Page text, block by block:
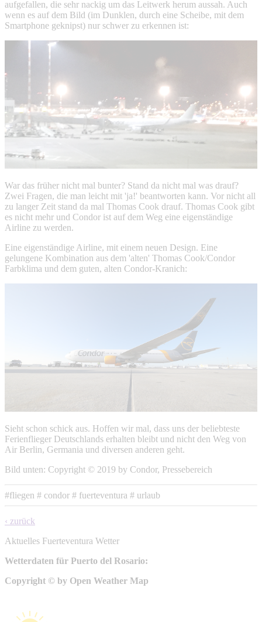
aufgefallen, die sehr nackig um das Leitwerk herum aussah. Auch
wenn es auf dem Bild (im Dunklen, durch eine Scheibe, mit dem
Smartphone geknipst) nur schwer zu erkennen ist:
War das früher nicht mal bunter? Stand da nicht mal was drauf?
Zwei Fragen, die man leicht mit 'ja!' beantworten kann. Vor nicht all
zu langer Zeit stand da mal Thomas Cook drauf. Thomas Cook gibt
es nicht mehr und Condor ist auf dem Weg eine eigenständige
Airline zu werden.
Eine eigenständige Airline, mit einem neuen Design. Eine
gelungene Kombination aus dem 'alten' Thomas Cook/Condor
Farbklima und dem guten, alten Condor-Kranich:
Sieht schon schick aus. Hoffen wir mal, dass uns der beliebteste
Ferienflieger Deutschlands erhalten bleibt und nicht den Weg von
Air Berlin, Germania und diversen anderen geht.
Bild unten: Copyright © 2019 by Condor, Pressebereich
#fliegen # condor # fuerteventura # urlaub
‹ zurück
Aktuelles Fuerteventura Wetter
Wetterdaten für Puerto del Rosario:
Copyright © by Open Weather Map